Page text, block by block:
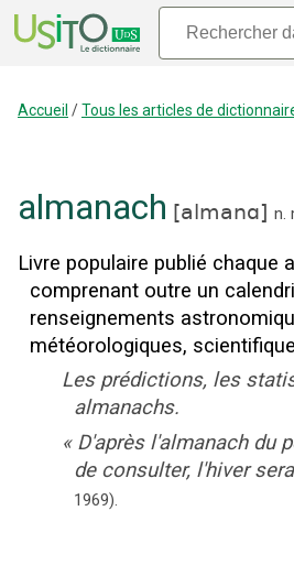
Accueil /Tous les articles de
almanach [almanɑ] n.
Livre populaire publié chaque
comprenant outre un
renseignements
météorologiques,
Les prédictions, les
almanachs.
« D'après l'almanach du
de consulter, l'hiver
1969).